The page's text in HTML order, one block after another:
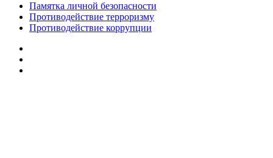
Памятка личной безопасности
Противодействие терроризму
Противодействие коррупции